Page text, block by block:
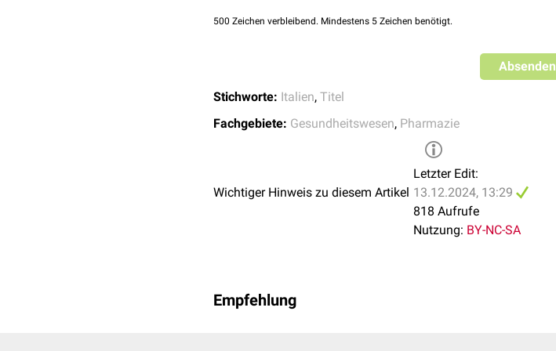
500 Zeichen verbleibend. Mindestens 5 Zeichen benötigt.
Absenden
Stichworte: Italien, Titel
Fachgebiete: Gesundheitswesen, Pharmazie
Wichtiger Hinweis zu diesem Artikel
Letzter Edit:
13.12.2024, 13:29
818 Aufrufe
Nutzung: BY-NC-SA
Empfehlung